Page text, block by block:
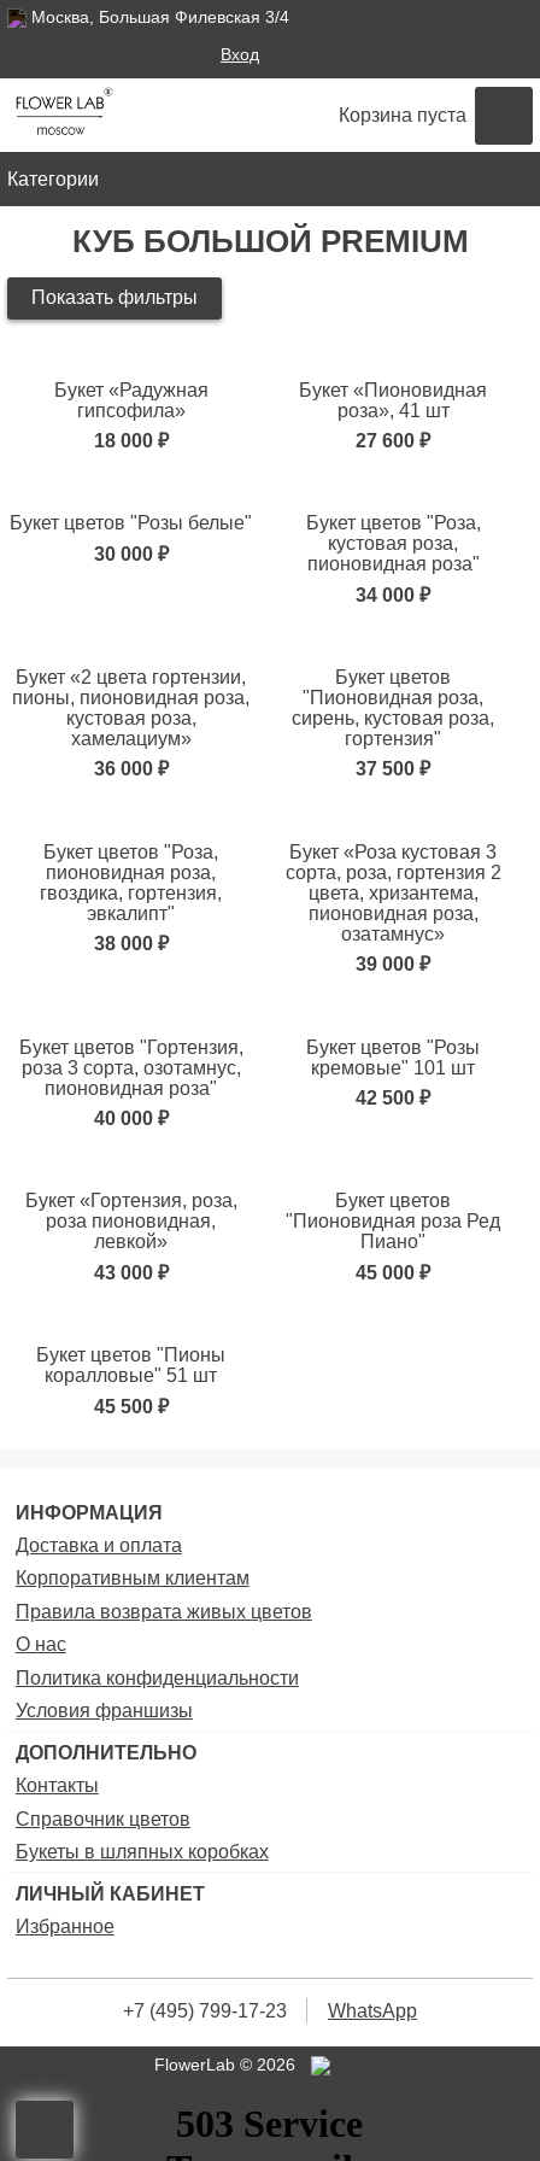
Москва, Большая Филевская 3/4
ФОРМА ПОИСКАВход
Корзина пуста
Категории
КУБ БОЛЬШОЙ PREMIUM
Показать фильтры
Состав букета
Альстромерия
Антуриум
Астильба
Астранция
Брассика
Бруния
Бувардия
Вероника
Гербера
Гиацинт
Гиперикум
Гипсофила
Гладиолус
Гортензия
Дельфиниум
Илекс
Левкой
Леукадендрон
Лилия
Лимониум
Магнолия
Озотамнус
Оксипеталум
Орхидея
Подсолнух
Роза
Роза пионовидная
Серрурия
Суккуленты
Трахелиум
Тысячелистник
Целозия
Эвкалипт
Эрингиум
Эулалия
Букет «Радужная
гипсофила»
18 000 ₽
Букет «Пионовидная
роза», 41 шт
27 600 ₽
Букет цветов "Розы белые"
30 000 ₽
Букет цветов "Роза,
кустовая роза,
пионовидная роза"
34 000 ₽
Букет «2 цвета гортензии,
пионы, пионовидная роза,
кустовая роза,
хамелациум»
36 000 ₽
Букет цветов
"Пионовидная роза,
сирень, кустовая роза,
гортензия"
37 500 ₽
Букет цветов "Роза,
пионовидная роза,
гвоздика, гортензия,
эвкалипт"
38 000 ₽
Букет «Роза кустовая 3
сорта, роза, гортензия 2
цвета, хризантема,
пионовидная роза,
озатамнус»
39 000 ₽
Букет цветов "Гортензия,
роза 3 сорта, озотамнус,
пионовидная роза"
40 000 ₽
Букет цветов "Розы
кремовые" 101 шт
42 500 ₽
Букет «Гортензия, роза,
роза пионовидная,
левкой»
43 000 ₽
Букет цветов
"Пионовидная роза Ред
Пиано"
45 000 ₽
Букет цветов "Пионы
коралловые" 51 шт
45 500 ₽
ИНФОРМАЦИЯ
Доставка и оплата
Корпоративным клиентам
Правила возврата живых цветов
О нас
Политика конфиденциальности
Условия франшизы
ДОПОЛНИТЕЛЬНО
Контакты
Справочник цветов
Букеты в шляпных коробках
ЛИЧНЫЙ КАБИНЕТ
Избранное
+7 (495) 799-17-23 WhatsApp
FlowerLab © 2026